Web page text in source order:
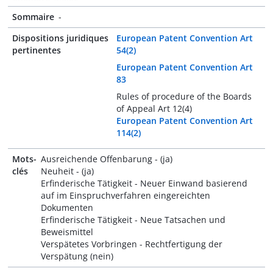
Sommaire -
Dispositions juridiques
pertinentes
European Patent Convention Art
54(2)
European Patent Convention Art
83
Rules of procedure of the Boards
of Appeal Art 12(4)
European Patent Convention Art
114(2)
Mots-
clés
Ausreichende Offenbarung - (ja)
Neuheit - (ja)
Erfinderische Tätigkeit - Neuer Einwand basierend
auf im Einspruchverfahren eingereichten
Dokumenten
Erfinderische Tätigkeit - Neue Tatsachen und
Beweismittel
Verspätetes Vorbringen - Rechtfertigung der
Verspätung (nein)